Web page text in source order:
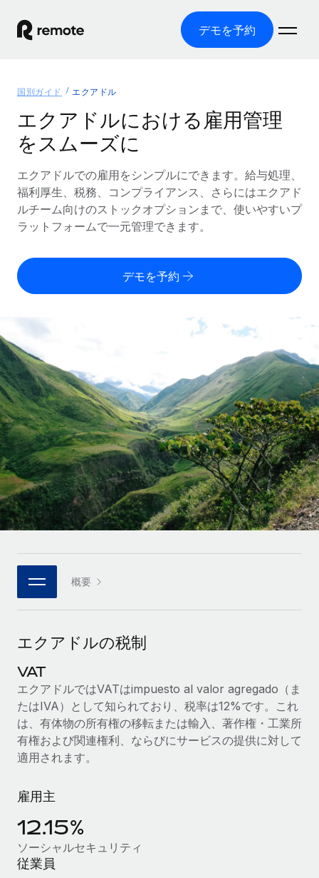
デモを予約
グローバル雇用
グローバル給与処理
コンプライアンス対応の給与処理を手軽に
Employer of Record（EOR）
グローバル展開をコストをかけずに実現
Contractor of Record
世界中の契約社員と法令を遵守して契約
世界中の契約社員をオンボーディングし、管理
複雑な雇用関連業務を外部委託
インフラ
Remote統合
人事機能をワークフローにシームレスに統合する
プラットフォーム
チームのための人事の基本機能を内蔵
接続 新しい
当社のMCPを使用して、あらゆるAIツールをRemoteに接続
統合
基本的なビジネスツールを活用して業務プロセスを効率化す
専門家に相談
グローバル人事・コンプライアンスの専門サポート
バックグラウンドチェック
候補者の選考プロセスをシンプルに
コンプライアンスリスクを先回りして対応
デバイス管理
ITデバイスを世界規模で提供・管理
ソリューション
各国の制度に対応
国別ガイド
/国別のグローバル雇用支援を検索する
Remoteを他社と比較
成長の段階
スタートアップ
成長中の企業向けのアジャイルなグローバルHR・給与処理ソ
リューション
ミッドマーケット
カスタマイズされた人事ソリューションでチームを拡大する
企業
大企業向けのグローバルHR
パートナーに登録
戦略的テクノロジーパートナー
グローバルな人事機能を柔軟に自社プラットフォームへ統合
当社とのパートナーシップの可能性を検討する
統合とAI自動化に関するコンサルティング
活用事例
リソース
ツールと計算ツール
従業員コスト計算ツール
グローバルな契約社員向けに、通貨オプションと支払スピー
ドを確認する
REMOTEで学習
リサーチおよびガイド
活用事例
HR用語集
チェックリストおよびテンプレート
職務内容ライブラリ
ウェビナー
イベント
ニュースルーム
給与・人材情報
情報センター
サポートを依頼する
すべてのリソースを表示する
ブログ
グローバル給与処理
EORおよびPEO
価格
Nederlands
Français
Deutsch
Español
Italiano
Português (Portugal)
日本語
한국어
国別ガイド エクアドル
エクアドルにおける雇用管理
をスムーズに
エクアドルでの雇用をシンプルにできます。給与処理、
福利厚生、税務、コンプライアンス、さらにはエクアド
ルチーム向けのストックオプションまで、使いやすいプ
ラットフォームで一元管理できます。
デモを予約
概要
エクアドルの税制
VAT
エクアドルではVATはimpuesto al valor agregado（ま
たはIVA）として知られており、税率は12%です。これ
は、有体物の所有権の移転または輸入、著作権・工業所
有権および関連権利、ならびにサービスの提供に対して
適用されます。
雇用主
12.15%
ソーシャルセキュリティ
従業員